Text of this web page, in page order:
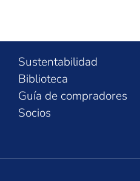
Sustentabilidad
Biblioteca
Guía de compradores
Socios